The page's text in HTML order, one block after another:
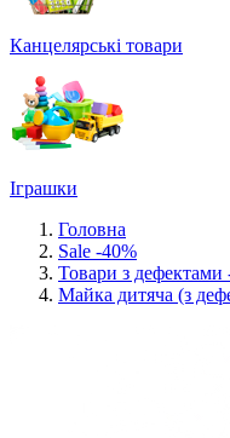
Канцелярські товари
Іграшки
Головна
Sale -40%
Товари з дефектами
Майка дитяча (з